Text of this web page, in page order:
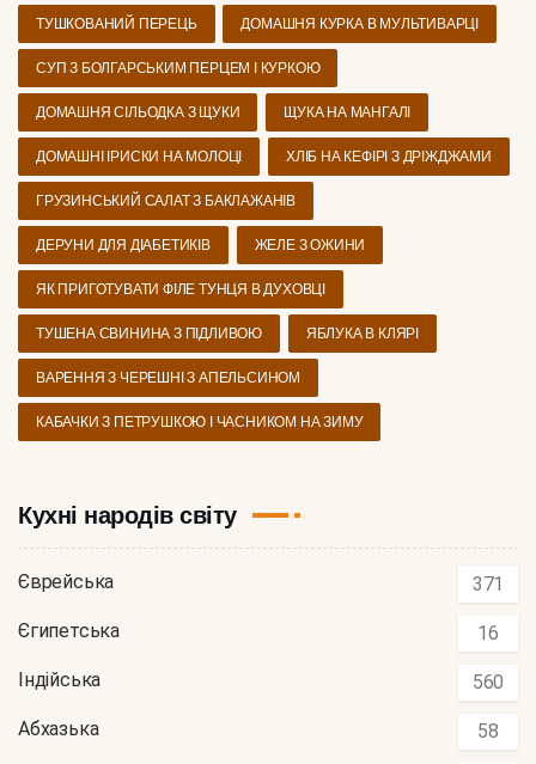
ТУШКОВАНИЙ ПЕРЕЦЬ ДОМАШНЯ КУРКА В МУЛЬТИВАРЦІ
СУП З БОЛГАРСЬКИМ ПЕРЦЕМ І КУРКОЮ
ДОМАШНЯ СІЛЬОДКА З ЩУКИ ЩУКА НА МАНГАЛІ
ДОМАШНІ ІРИСКИ НА МОЛОЦІ ХЛІБ НА КЕФІРІ З ДРІЖДЖАМИ
ГРУЗИНСЬКИЙ САЛАТ З БАКЛАЖАНІВ
ДЕРУНИ ДЛЯ ДІАБЕТИКІВ ЖЕЛЕ З ОЖИНИ
ЯК ПРИГОТУВАТИ ФІЛЕ ТУНЦЯ В ДУХОВЦІ
ТУШЕНА СВИНИНА З ПІДЛИВОЮ ЯБЛУКА В КЛЯРІ
ВАРЕННЯ З ЧЕРЕШНІ З АПЕЛЬСИНОМ
КАБАЧКИ З ПЕТРУШКОЮ І ЧАСНИКОМ НА ЗИМУ
Кухні народів світу
Єврейська 371
Єгипетська 16
Індійська 560
Абхазька 58